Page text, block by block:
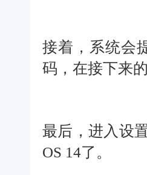
接着，系统会
码，在接下来
最后，进入设
OS 14了。